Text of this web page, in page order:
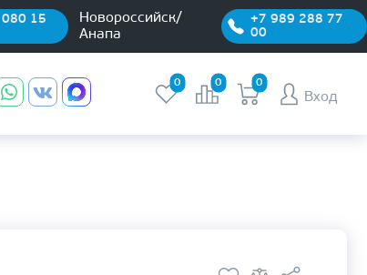
15
Новороссийск/
Анапа
+7 989 288 77
00
0 0 0
Вход